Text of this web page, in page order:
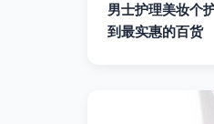
男士护理美妆个
到最实惠的百货